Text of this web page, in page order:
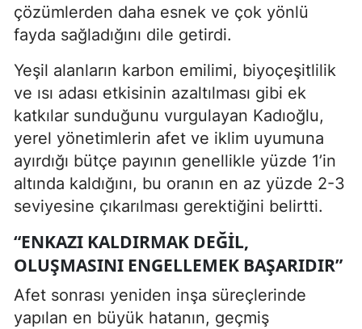
çözümlerden daha esnek ve çok yönlü
fayda sağladığını dile getirdi.
Yeşil alanların karbon emilimi, biyoçeşitlilik
ve ısı adası etkisinin azaltılması gibi ek
katkılar sunduğunu vurgulayan Kadıoğlu,
yerel yönetimlerin afet ve iklim uyumuna
ayırdığı bütçe payının genellikle yüzde 1’in
altında kaldığını, bu oranın en az yüzde 2-3
seviyesine çıkarılması gerektiğini belirtti.
“ENKAZI KALDIRMAK DEĞIL,
OLUŞMASINI ENGELLEMEK BAŞARIDIR”
Afet sonrası yeniden inşa süreçlerinde
yapılan en büyük hatanın, geçmiş